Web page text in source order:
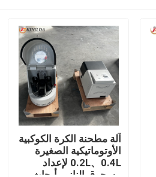
آلة مطحنة الكرة الكوكبية
الأوتوماتيكية الصغيرة
0.2L、0.4L لإعداد